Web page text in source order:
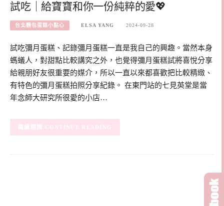
試吃｜給寶寶和你一份純粹的愛💖
台北麵包蛋糕小點心 ELSA YANG 2024-09-28
試吃彌月蛋糕、記錄彌月蛋糕一直是我自己的興趣。當然本身
螞蟻人，對甜點比較講究之外，也覺得彌月蛋糕試將喜悅分享
給親朋好友很重要的媒介，所以一直以來都喜歡把比較精緻、
有特色的彌月蛋糕拍照分享紀錄。 在東門站的七見英堂是當
年念師大研究所很愛的小店…
CONTINUE READING